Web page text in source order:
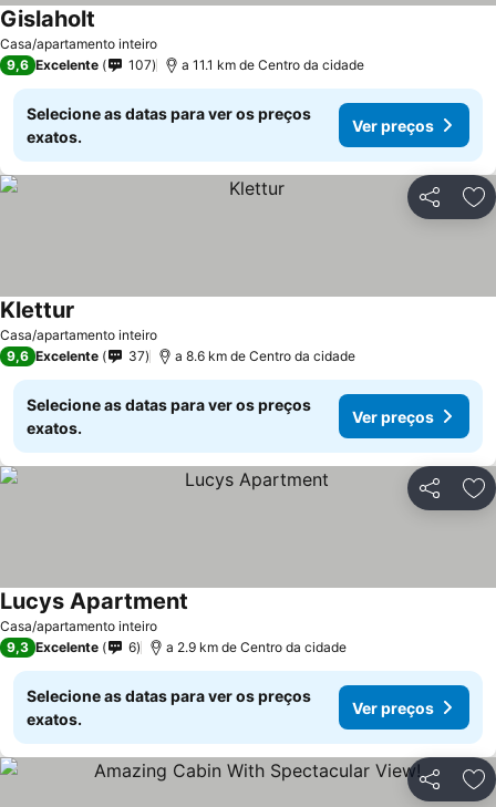
Casa/apartamento inteiro
Gislaholt
9,6 Excelente 107 a 11.1 km de Centro da cidade
Selecione as datas para ver os preços
exatos.
Ver preços
Partilhar
Casa/apartamento inteiro
Klettur
9,6 Excelente 37 a 8.6 km de Centro da cidade
Selecione as datas para ver os preços
exatos.
Ver preços
Partilhar
Casa/apartamento inteiro
Lucys Apartment
9,3 Excelente 6 a 2.9 km de Centro da cidade
Selecione as datas para ver os preços
exatos.
Ver preços
Partilhar